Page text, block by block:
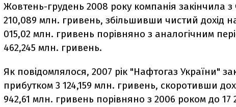
Жовтень-грудень 2008 року компанія закінчила
210,089 млн. гривень, збільшивши чистий дохід
015,02 млн. гривень порівняно з аналогічним
462,245 млн. гривень.
Як повідомлялося, 2007 рік "Нафтогаз України"
прибутком 3 124,159 млн. гривень, скоротивши
942,61 млн. гривень порівняно з 2006 роком до 17